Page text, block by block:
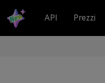
API Prezzi